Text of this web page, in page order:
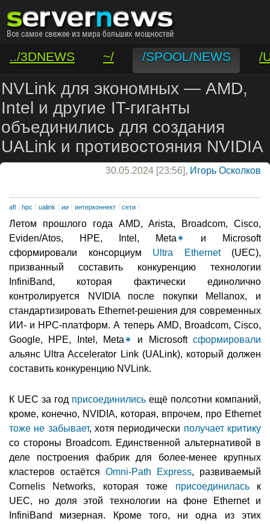
../3DNEWS ~/ /SPOOL/NEWS
/
/VAR/CONTACT
NVLink для экономных — AMD,
Intel и другие IT-гиганты
объединились для создания
UALink и противостояния NVIDIA
30.05.2024 [23:56], Игорь Осколков
afl hpc ualink ии интерконнект сети
Летом прошлого года AMD, Arista, Broadcom, Cisco,
Eviden/Atos, HPE, Intel, Meta✴ и Microsoft
сформировали консорциум Ultra Ethernet(UEC),
призванный составить конкуренцию технологии
InfiniBand, которая фактически единолично
контролируется NVIDIA после покупки Mellanox, и
стандартизировать Ethernet-решения для современных
ИИ- и HPC-платформ. А теперь AMD, Broadcom, Cisco,
Google, HPE, Intel, Meta✴ и Microsoft сформировали
альянс Ultra Accelerator Link (UALink), который должен
составить конкуренцию NVLink.
К UEC за год присоединились ещё полсотни компаний,
кроме, конечно, NVIDIA, которая, впрочем, про Ethernet
тоже не забывает, хотя периодически получает критику
со стороны Broadcom. Единственной альтернативой в
деле построения фабрик для более-менее крупных
кластеров остаётся Omni-Path Express, развиваемый
Cornelis Networks, которая тоже присоединиласьк
UEC, но доля этой технологии на фоне Ethernet и
InfiniBand мизерная. Кроме того, ни одна из этих